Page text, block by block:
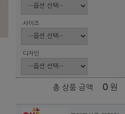
사이즈
디자인
총 상품 금액 0 원